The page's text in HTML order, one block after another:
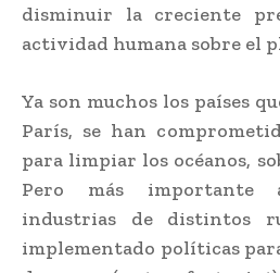
disminuir la creciente
actividad humana sobre el
Ya son muchos los países
París, se han
para limpiar los océanos,
Pero más importante
industrias de distintos
implementado políticas